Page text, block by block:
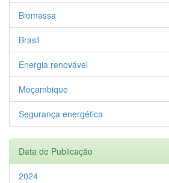
Biomassa
Brasil
Energia renovável
Moçambique
Segurança energética
Data de Publicação
2024